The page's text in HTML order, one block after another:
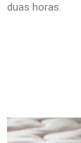
duas horas.